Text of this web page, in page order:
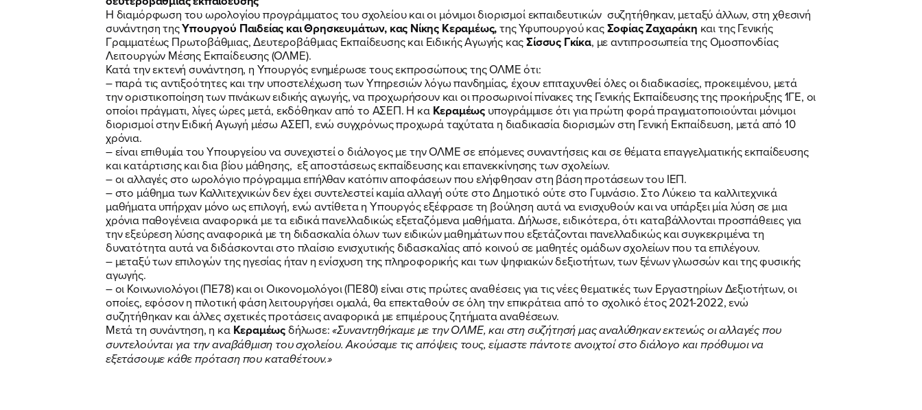
ΠΟΙΑ ΕΙΜΑΙ
ΕΡΓΟ
ΕΚΔΗΛΩΣΕΙΣ
ΝΕΑ
ΕΛΑ ΚΙ ΕΣΥ
FB IN TW YT LN VB TIKTOK
Η διαμόρφωση του ωρολογίου προγράμματος του σχολείου και οι μόνιμοι διορισμοί εκπαιδευτικών συζητήθηκαν, μεταξύ άλλων, στη χθεσινή
συνάντηση τηςΥπουργού Παιδείας και Θρησκευμάτων, κας Νίκης Κεραμέως,της Υφυπουργού καςΣοφίας Ζαχαράκη και της Γενικής
Γραμματέως Πρωτοβάθμιας, Δευτεροβάθμιας Εκπαίδευσης και Ειδικής Αγωγής καςΣίσσυς Γκίκα, με αντιπροσωπεία της Ομοσπονδίας
Λειτουργών Μέσης Εκπαίδευσης (ΟΛΜΕ).
Κατά την εκτενή συνάντηση, η Υπουργός ενημέρωσε τους εκπροσώπους της ΟΛΜΕ ότι:
– παρά τις αντιξοότητες και την υποστελέχωση των Υπηρεσιών λόγω πανδημίας, έχουν επιταχυνθεί όλες οι διαδικασίες, προκειμένου, μετά
την οριστικοποίηση των πινάκων ειδικής αγωγής, να προχωρήσουν και οι προσωρινοί πίνακες της Γενικής Εκπαίδευσης της προκήρυξης 1ΓΕ, οι
οποίοι πράγματι, λίγες ώρες μετά, εκδόθηκαν από το ΑΣΕΠ. Η κα Κεραμέως υπογράμμισε ότι για πρώτη φορά πραγματοποιούνται μόνιμοι
διορισμοί στην Ειδική Αγωγή μέσω ΑΣΕΠ, ενώ συγχρόνως προχωρά ταχύτατα η διαδικασία διορισμών στη Γενική Εκπαίδευση, μετά από 10
χρόνια.
– είναι επιθυμία του Υπουργείου να συνεχιστεί ο διάλογος με την ΟΛΜΕ σε επόμενες συναντήσεις και σε θέματα επαγγελματικής εκπαίδευσης
και κατάρτισης και δια βίου μάθησης, εξ αποστάσεως εκπαίδευσης και επανεκκίνησης των σχολείων.
– οι αλλαγές στο ωρολόγιο πρόγραμμα επήλθαν κατόπιν αποφάσεων που ελήφθησαν στη βάση προτάσεων του ΙΕΠ.
– στο μάθημα των Καλλιτεχνικών δεν έχει συντελεστεί καμία αλλαγή ούτε στο Δημοτικό ούτε στο Γυμνάσιο. Στο Λύκειο τα καλλιτεχνικά
μαθήματα υπήρχαν μόνο ως επιλογή, ενώ αντίθετα η Υπουργός εξέφρασε τη βούληση αυτά να ενισχυθούν και να υπάρξει μία λύση σε μια
χρόνια παθογένεια αναφορικά με τα ειδικά πανελλαδικώς εξεταζόμενα μαθήματα. Δήλωσε, ειδικότερα, ότι καταβάλλονται προσπάθειες για
την εξεύρεση λύσης αναφορικά με τη διδασκαλία όλων των ειδικών μαθημάτων που εξετάζονται πανελλαδικώς και συγκεκριμένα τη
δυνατότητα αυτά να διδάσκονται στο πλαίσιο ενισχυτικής διδασκαλίας από κοινού σε μαθητές ομάδων σχολείων που τα επιλέγουν.
– μεταξύ των επιλογών της ηγεσίας ήταν η ενίσχυση της πληροφορικής και των ψηφιακών δεξιοτήτων, των ξένων γλωσσών και της φυσικής
αγωγής.
– οι Κοινωνιολόγοι (ΠΕ78) και οι Οικονομολόγοι (ΠΕ80) είναι στις πρώτες αναθέσεις για τις νέες θεματικές των Εργαστηρίων Δεξιοτήτων, οι
οποίες, εφόσον η πιλοτική φάση λειτουργήσει ομαλά, θα επεκταθούν σε όλη την επικράτεια από το σχολικό έτος 2021-2022, ενώ
συζητήθηκαν και άλλες σχετικές προτάσεις αναφορικά με επιμέρους ζητήματα αναθέσεων.
Μετά τη συνάντηση, η κα Κεραμέωςδήλωσε:«Συναντηθήκαμε με την ΟΛΜΕ, και στη συζήτησή μας αναλύθηκαν εκτενώς οι αλλαγές που
συντελούνται για την αναβάθμιση του σχολείου. Ακούσαμε τις απόψεις τους, είμαστε πάντοτε ανοιχτοί στο διάλογο και πρόθυμοι να
εξετάσουμε κάθε πρόταση που καταθέτουν.»
Αποδέχομαι την Πολιτική Προστασίας Προσωπικών Δεδομένων και τους τους Όρους Χρήσης
του
δικτυακού τόπου του Πολιτικού Γραφείου της Βουλευτού Νίκης Κεραμέως
ΥΠΟΒΟΛΗ
Αποδέχομαι την Πολιτική Προστασίας Προσωπικών Δεδομένων και τους τους Όρους Χρήσης
του
δικτυακού τόπου του Πολιτικού Γραφείου της Βουλευτού Νίκης Κεραμέως
ΥΠΟΒΟΛΗ